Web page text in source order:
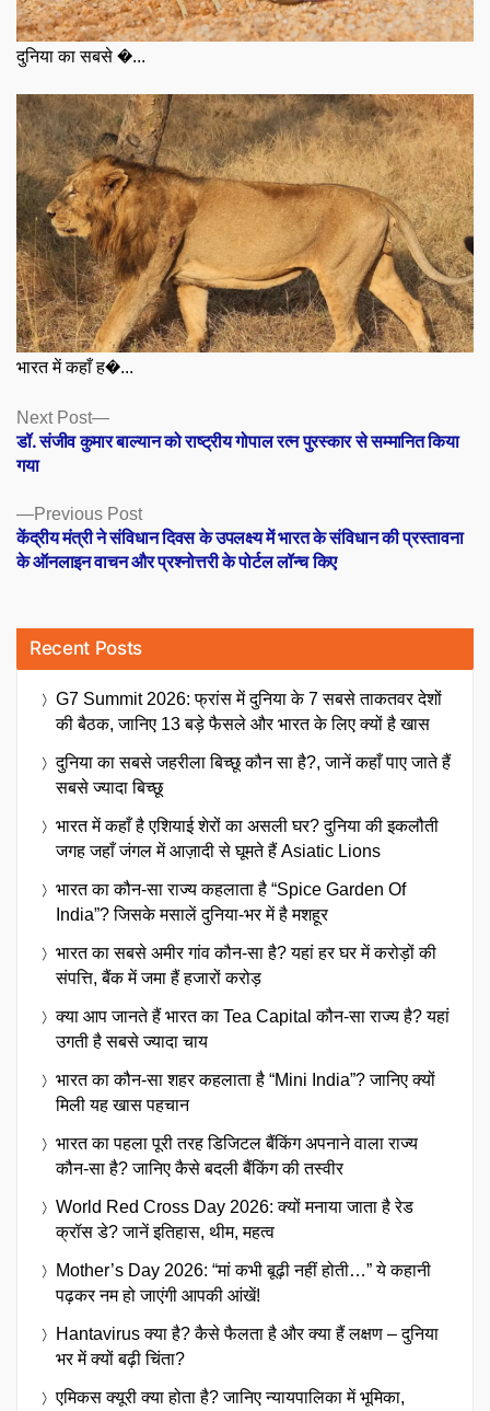
दुनिया का सबसे �...
भारत में कहाँ ह�...
Posts
navigation
Previous PostPrevious
post:
केंद्रीय मंत्री ने संविधान दिवस के उपलक्ष्य में भारत के संविधान की प्रस्तावना
के ऑनलाइन वाचन और प्रश्नोत्तरी के पोर्टल लॉन्च किए
Next Post
Next
post:
डॉ. संजीव कुमार बाल्यान को राष्ट्रीय गोपाल रत्न पुरस्कार से सम्मानित किया
गया
Recent Posts
G7 Summit 2026: फ्रांस में दुनिया के 7 सबसे ताकतवर देशों
की बैठक, जानिए 13 बड़े फैसले और भारत के लिए क्यों है खास
दुनिया का सबसे जहरीला बिच्छू कौन सा है?, जानें कहाँ पाए जाते हैं
सबसे ज्यादा बिच्छू
भारत में कहाँ है एशियाई शेरों का असली घर? दुनिया की इकलौती
जगह जहाँ जंगल में आज़ादी से घूमते हैं Asiatic Lions
भारत का कौन-सा राज्य कहलाता है “Spice Garden Of
India”? जिसके मसालें दुनिया-भर में है मशहूर
भारत का सबसे अमीर गांव कौन-सा है? यहां हर घर में करोड़ों की
संपत्ति, बैंक में जमा हैं हजारों करोड़
क्या आप जानते हैं भारत का Tea Capital कौन-सा राज्य है? यहां
उगती है सबसे ज्यादा चाय
भारत का कौन-सा शहर कहलाता है “Mini India”? जानिए क्यों
मिली यह खास पहचान
भारत का पहला पूरी तरह डिजिटल बैंकिंग अपनाने वाला राज्य
कौन-सा है? जानिए कैसे बदली बैंकिंग की तस्वीर
World Red Cross Day 2026: क्यों मनाया जाता है रेड
क्रॉस डे? जानें इतिहास, थीम, महत्व
Mother’s Day 2026: “मां कभी बूढ़ी नहीं होती…” ये कहानी
पढ़कर नम हो जाएंगी आपकी आंखें!
Hantavirus क्या है? कैसे फैलता है और क्या हैं लक्षण – दुनिया
भर में क्यों बढ़ी चिंता?
एमिकस क्यूरी क्या होता है? जानिए न्यायपालिका में भूमिका,